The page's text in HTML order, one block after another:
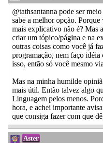
@tathsantanna pode ser
sabe a melhor opção.
mais explicativo não é? Mas
criar um tópico/página e na
outras coisas como você já
programação, nem faço
isso, então só você mesmo
Mas na minha humilde
mais útil. Então talvez algo
Linguagem pelos menos.
hora, e achei importante
que consiga fazer com que
Aster